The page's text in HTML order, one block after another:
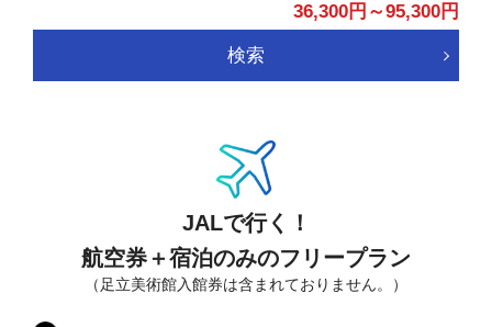
36,300円 ～95,300円
検索
JALで行く！
航空券＋宿泊のみのフリープラン
（足立美術館入館券は含まれておりません。）